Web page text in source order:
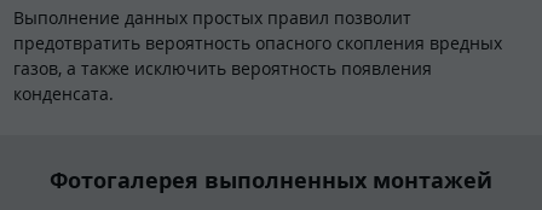
Выполнение данных простых правил позволит
предотвратить вероятность опасного скопления вредных
газов, а также исключить вероятность появления
конденсата.
Фотогалерея выполненных монтажей